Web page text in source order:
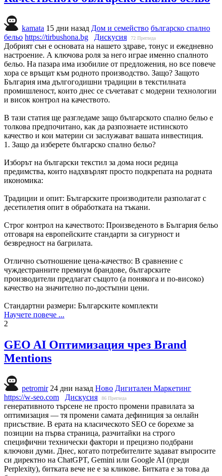
kamata 15 дни назад Дом и семейство българско спално
бельо https://tirbushona.bg Дискусия 72 Прегледа
Добрият сън е основата на нашето здраве, тонус и ежедневно
настроение. А ключова роля за него играе именно спалното
бельо. На пазара има изобилие от предложения, но все повече
хора се връщат към родното производство. Защо? Защото
България има дългогодишни традиции в текстилната
промишленост, които днес се съчетават с модерни технологии
и висок контрол на качеството.
В тази статия ще разгледаме защо българското спално бельо е
толкова предпочитано, как да разпознаете истинското
качество и кои материи си заслужават вашата инвестиция.
1. Защо да изберете българско спално бельо?
Изборът на български текстил за дома носи редица
предимства, които надхвърлят просто подкрепата на родната
икономика:
Традиции и опит: Българските производители разполагат с
десетилетия опит в обработката на тъкани.
Строг контрол на качеството: Произведеното в България бельо
отговаря на европейските стандарти за сигурност и
безвредност на багрилата.
Отлично съотношение цена-качество: В сравнение с
чуждестранните премиум брандове, българските
производители предлагат същото (а понякога и по-високо)
качество на значително по-достъпни цени.
Стандартни размери: Българските комплекти
Научете повече ...
2
GEO AI Оптимизация чрез Brand
Mentions
petromir 24 дни назад Ново Дигитален Маркетинг
https://w-seo.com
Дискусия 86 Прегледа
генеративното търсене не просто промени правилата за
оптимизация — тя промени самата дефиниция за онлайн
присъствие. В ерата на класическото SEO се борехме за
позиции на първа страница, разчитайки на строго
специфични технически фактори и прецизно подбрани
ключови думи. Днес, когато потребителите задават въпросите
си директно на ChatGPT, Gemini или Google AI (преди
Perplexity), битката вече не е за кликове. Битката е за това да